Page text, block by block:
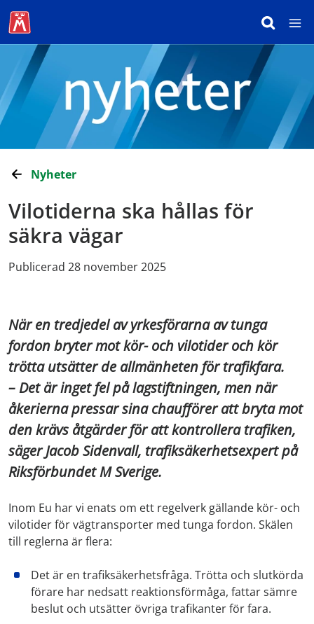
Nyheter
Vilotiderna ska hållas för
säkra vägar
Publicerad 28 november 2025
När en tredjedel av yrkesförarna av tunga
fordon bryter mot kör- och vilotider och kör
trötta utsätter de allmänheten för trafikfara.
– Det är inget fel på lagstiftningen, men när
åkerierna pressar sina chaufförer att bryta mot
den krävs åtgärder för att kontrollera trafiken,
säger Jacob Sidenvall, trafiksäkerhetsexpert på
Riksförbundet M Sverige.
Inom Eu har vi enats om ett regelverk gällande kör- och
vilotider för vägtransporter med tunga fordon. Skälen
till reglerna är flera:
Det är en trafiksäkerhetsfråga. Trötta och slutkörda
förare har nedsatt reaktionsförmåga, fattar sämre
beslut och utsätter övriga trafikanter för fara.